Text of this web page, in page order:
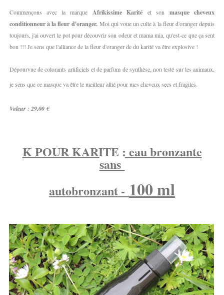
Commençons avec la marque Afrikissime Karité et son
masque cheveux
conditionneur à la fleur d'oranger. Moi qui voue un culte à la fleur d'oranger depuis
toujours, j'ai ouvert le pot pour découvrir son odeur et mama mia, qu'est-ce que ça sent
bon !!! Je sens que l'alliance de la fleur d'oranger de du karité va être explosive !
Dépourvue de colorants artificiels et de parfum de synthèse, non testé sur les animaux,
je sens que ce masque va être le meilleur allié pour mes cheveux secs et fragiles.
Valeur : 29,00 €
K POUR KARITE : eau bronzante
sans
autobronzant - 100 ml